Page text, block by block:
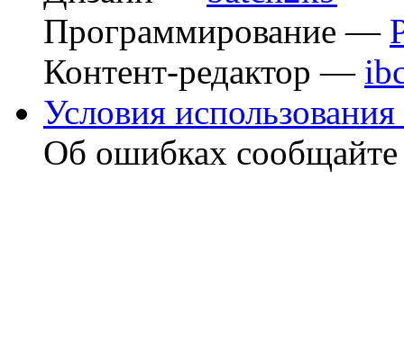
Программирование —
Контент-редактор —
Условия использования
Об ошибках